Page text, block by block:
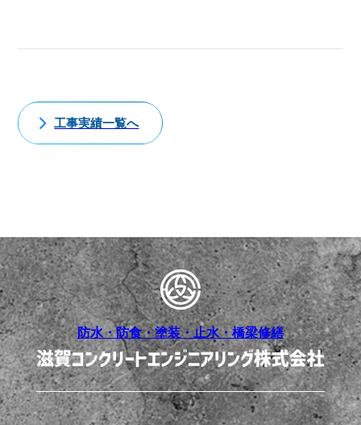
工事実績一覧へ
防水・防食・塗装・止水・橋梁修繕